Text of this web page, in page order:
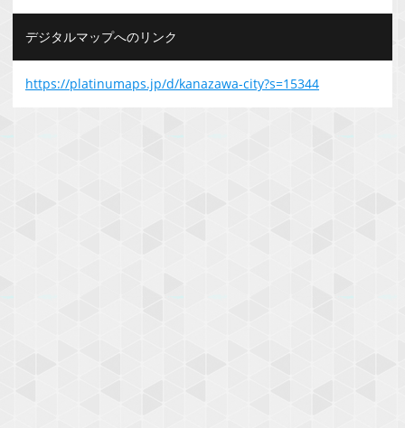
デジタルマップへのリンク
https://platinumaps.jp/d/kanazawa-city?s=15344